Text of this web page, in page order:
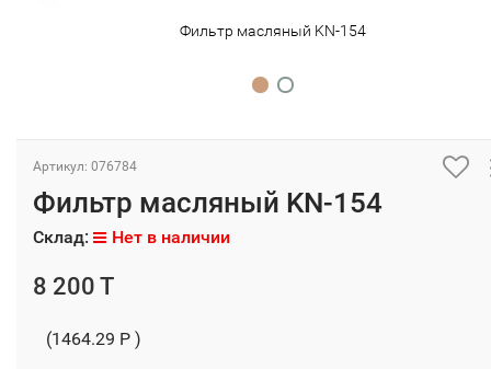
Фильтр масляный KN-154
Артикул: 076784
Фильтр масляный KN-154
Склад: Нет в наличии
8 200 T
(1464.29 P )